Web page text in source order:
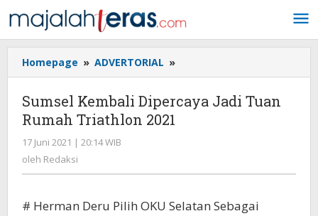
ke
konten
Homepage » ADVERTORIAL »
Kembali
Jadi
Sumsel Kembali Dipercaya Jadi Tuan
Rumah Triathlon 2021
17 Juni 2021 | 20:14 WIB
oleh Redaksi
# Herman Deru Pilih OKU Selatan Sebagai